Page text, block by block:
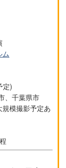
ム
定)
、千葉県市
模撮影予定あ